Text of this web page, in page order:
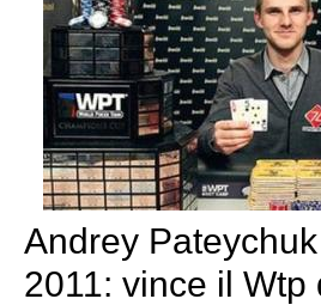
Andrey
2011: vince il Wtp